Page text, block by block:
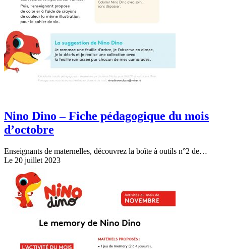
Nino Dino – Fiche pédagogique du mois
d’octobre
Enseignants de maternelles, découvrez la boîte à outils n°2 de…
Le 20 juillet 2023